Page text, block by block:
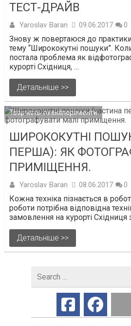
ТЕСТ-ДРАЙВ
Yaroslav Baran 09.06.2017 0
Знову ж повертаюся до
тему “Ширококутні пошуки”.
постала проблема як
курорті Східниця, …
Детальніше >>
Творчість та експерименти
ШИРОКОКУТНІ
ПЕРША): ЯК
ПРИМІЩЕННЯ.
Yaroslav Baran 08.06.2017 0
Кожна техніка пізнається в
роботи потрібна відповідна
замовлення на курорті Східниця
Детальніше >>
for